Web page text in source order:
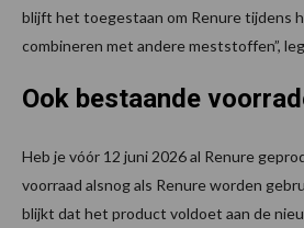
blijft het toegestaan om Renure tijdens
combineren met andere meststoffen”,
Ook bestaande
Heb je vóór 12 juni 2026 al Renure
voorraad alsnog als Renure worden
blijkt dat het product voldoet aan de